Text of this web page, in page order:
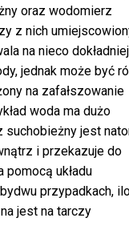
oraz wodomierz
z nich
na nieco
jednak może być
na zafałszowanie
woda ma dużo
suchobieżny jest
i przekazuje do
pomocą układu
przypadkach,
jest na tarczy